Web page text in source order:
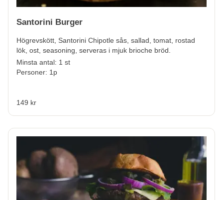
Santorini Burger
Högrevskött, Santorini Chipotle sås, sallad, tomat, rostad
lök, ost, seasoning, serveras i mjuk brioche bröd.
Minsta antal: 1 st
Personer: 1p
149 kr